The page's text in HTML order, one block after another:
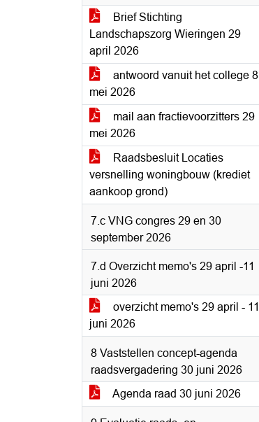
Brief Stichting
Landschapszorg Wieringen 29
april 2026
antwoord vanuit het college 8
mei 2026
mail aan fractievoorzitters 29
mei 2026
Raadsbesluit Locaties
versnelling woningbouw (krediet
aankoop grond)
7.c VNG congres 29 en 30
september 2026
7.d Overzicht memo's 29 april -11
juni 2026
overzicht memo's 29 april - 11
juni 2026
8 Vaststellen concept-agenda
raadsvergadering 30 juni 2026
Agenda raad 30 juni 2026